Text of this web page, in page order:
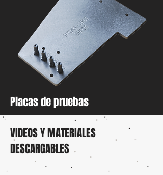
Placas de pruebas
VIDEOS Y MATERIALES
DESCARGABLES